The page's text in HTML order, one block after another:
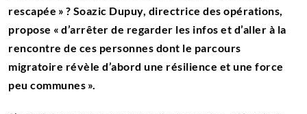
rescapée » ? Soazic Dupuy, directrice des opérations,
propose « d’arrêter de regarder les infos et d’aller à la
rencontre de ces personnes dont le parcours
migratoire révèle d’abord une résilience et une force
peu communes ».